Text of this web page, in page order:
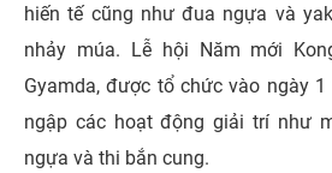
hiến tế cũng như đua ngựa và
nhảy múa. Lễ hội Năm mới
Gyamda, được tổ chức vào ngày
ngập các hoạt động giải trí như
ngựa và thi bắn cung.